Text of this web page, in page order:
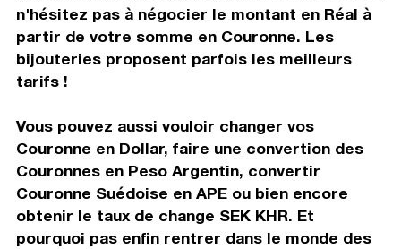
n'hésitez pas à négocier le montant en Réal à
partir de votre somme en Couronne. Les
bijouteries proposent parfois les meilleurs
tarifs !
Vous pouvez aussi vouloir changer vos
Couronne en Dollar, faire une convertion des
Couronnes en Peso Argentin, convertir
Couronne Suédoise en APE ou bien encore
obtenir le taux de change SEK KHR. Et
pourquoi pas enfin rentrer dans le monde des